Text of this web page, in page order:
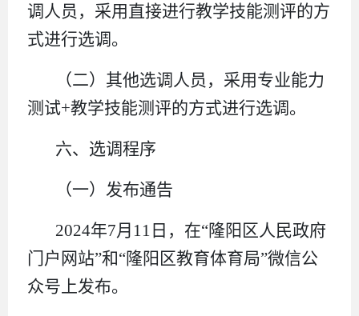
调人员，采用直接进行教学技能测评的方
式进行选调。
（二）其他选调人员，采用专业能力
测试+教学技能测评的方式进行选调。
六、选调程序
（一）发布通告
2024年7月11日，在“隆阳区人民政府
门户网站”和“隆阳区教育体育局”微信公
众号上发布。